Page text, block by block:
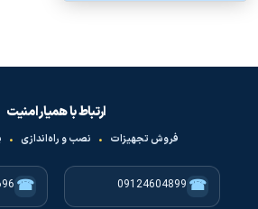
ارتباط با همیار امنیت
فروش تجهیزات • نصب و راه‌اندازی •
☎
09124604899
☎